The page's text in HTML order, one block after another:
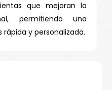
que mejoran la
permitiendo una
y personalizada.